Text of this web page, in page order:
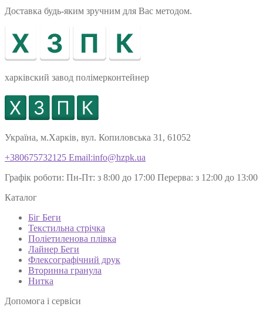
Доставка будь-яким зручним для Вас методом.
харківский завод полімерконтейнер
Україна, м.Харків, вул. Копиловська 31, 61052
+380675732125 Email:info@hzpk.ua
Графік роботи: Пн-Пт: з 8:00 до 17:00 Перерва: з 12:00 до 13:00
Каталог
Біг Беги
Текстильна стрічка
Поліетиленова плівка
Лайнер Беги
Флексографічний друк
Вторинна гранула
Нитка
Допомога і сервіси